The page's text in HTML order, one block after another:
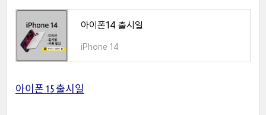
아이폰14 출시일
iPhone 14
아이폰 15 출시일